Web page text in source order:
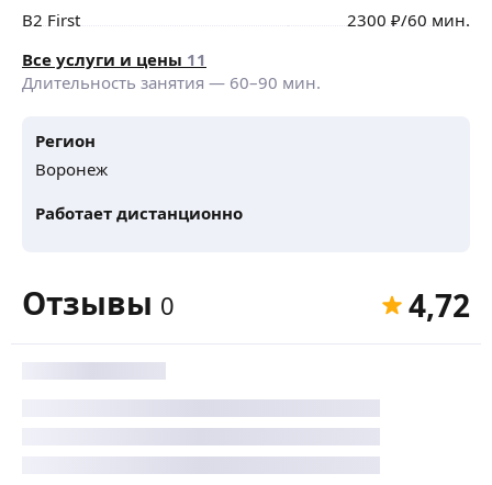
B2 First 2300 ₽/60 мин.
Все услуги и цены 11
Длительность занятия — 60–90 мин.
Регион
Воронеж
Работает дистанционно
Отзывы 0 4,72